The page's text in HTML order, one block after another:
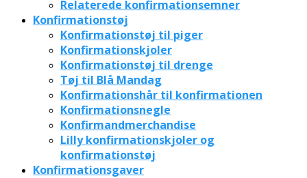
Relaterede konfirmationsemner
Konfirmationstøj
Konfirmationstøj til piger
Konfirmationskjoler
Konfirmationstøj til drenge
Tøj til Blå Mandag
Konfirmationshår til konfirmationen
Konfirmationsnegle
Konfirmandmerchandise
Lilly konfirmationskjoler og
konfirmationstøj
Konfirmationsgaver